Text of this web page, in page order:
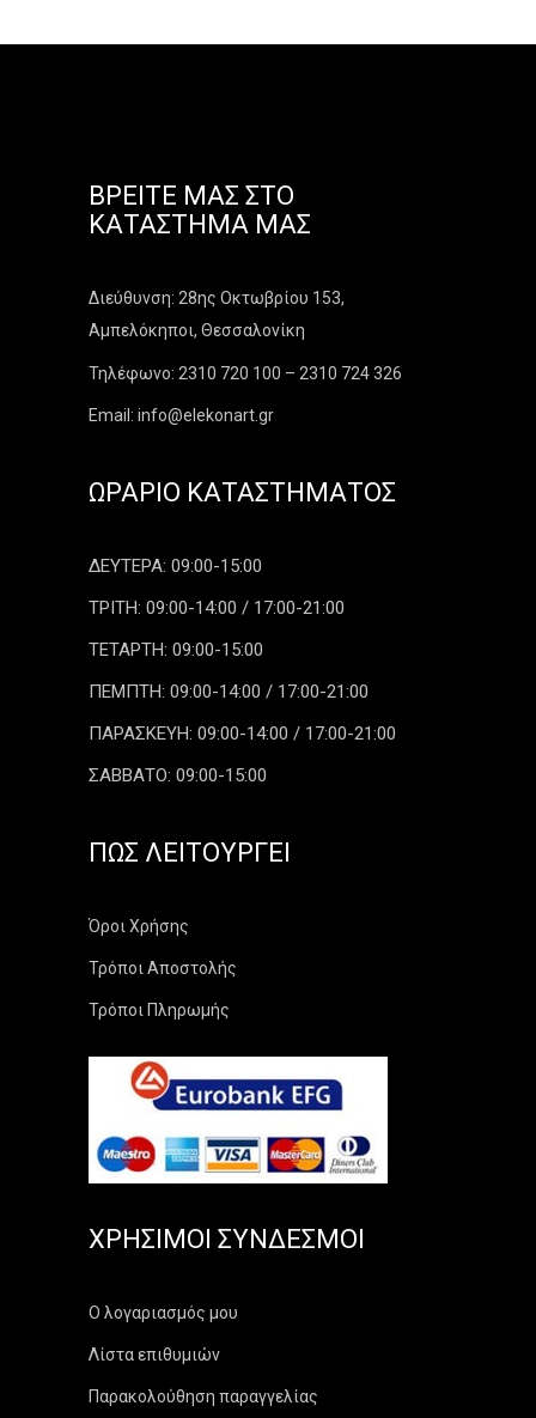
ΒΡΕΊΤΕ ΜΑΣ ΣΤΟ
ΚΑΤΆΣΤΗΜΑ ΜΑΣ
Διεύθυνση: 28ης Οκτωβρίου 153,
Αμπελόκηποι, Θεσσαλονίκη
Τηλέφωνο: 2310 720 100 – 2310 724 326
Email: info@elekonart.gr
ΩΡΆΡΙΟ ΚΑΤΑΣΤΉΜΑΤΟΣ
ΔΕΥΤΕΡΑ: 09:00-15:00
ΤΡΙΤΗ: 09:00-14:00 / 17:00-21:00
ΤΕΤΑΡΤΗ: 09:00-15:00
ΠΕΜΠΤΗ: 09:00-14:00 / 17:00-21:00
ΠΑΡΑΣΚΕΥΗ: 09:00-14:00 / 17:00-21:00
ΣΑΒΒΑΤΟ: 09:00-15:00
ΠΏΣ ΛΕΙΤΟΥΡΓΕΊ
Όροι Χρήσης
Τρόποι Αποστολής
Τρόποι Πληρωμής
ΧΡΉΣΙΜΟΙ ΣΎΝΔΕΣΜΟΙ
Ο λογαριασμός μου
Λίστα επιθυμιών
Παρακολούθηση παραγγελίας